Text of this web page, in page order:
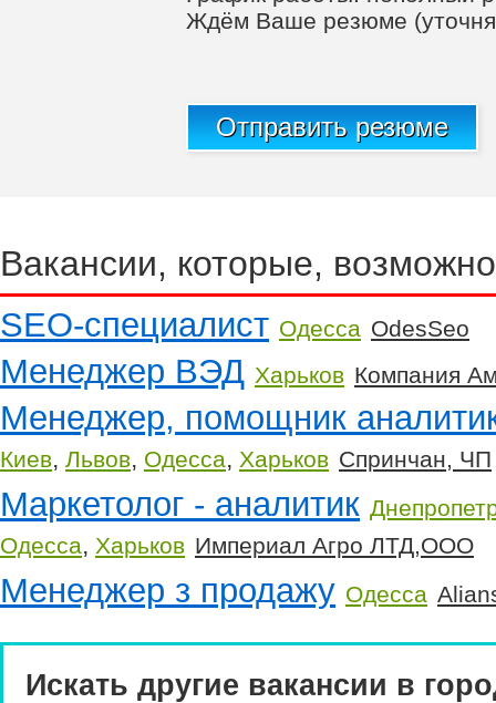
Ждём Ваше резюме
Отправить резюме
Вакансии, которые,
SEO-специалист Одесса ОdesSeo
Менеджер ВЭД Харьков Компания
Менеджер, помощник
Киев, Львов, Одесса, Харьков Спринчан, ЧП
Маркетолог - аналитик
Одесса, Харьков Империал Агро ЛТД,ООО
Менеджер з продажу Одесса
Искать другие вакансии в